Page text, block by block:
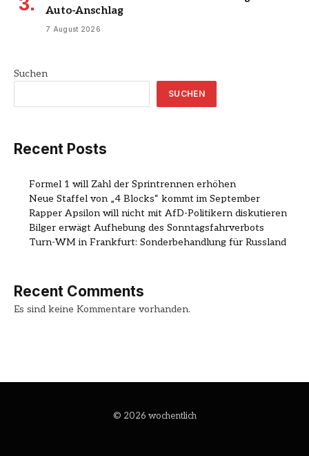
Auto-Anschlag
7 August 2026
Suchen
SUCHEN
Recent Posts
Formel 1 will Zahl der Sprintrennen erhöhen
Neue Staffel von „4 Blocks“ kommt im September
Rapper Apsilon will nicht mit AfD-Politikern diskutieren
Bilger erwägt Aufhebung des Sonntagsfahrverbots
Turn-WM in Frankfurt: Sonderbehandlung für Russland
Recent Comments
Es sind keine Kommentare vorhanden.
© 2026 wochentlich